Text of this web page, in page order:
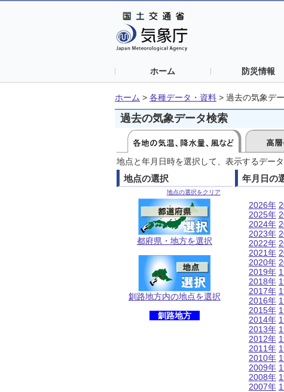
ホーム 防災情報
ホーム > 各種データ・資料 > 過去の気象デ
過去の気象データ検索
地点と年月日時を選択して、表示するデー
地点の選択
地点の選択をクリア
都府県・地方を選択
釧路地方内の地点を選択
釧路地方
年月日の
2026年
2025年
2024年
2023年
2022年
2021年
2020年
2019年
2018年
2017年
2016年
2015年
2014年
2013年
2012年
2011年
2010年
2009年
2008年
2007年